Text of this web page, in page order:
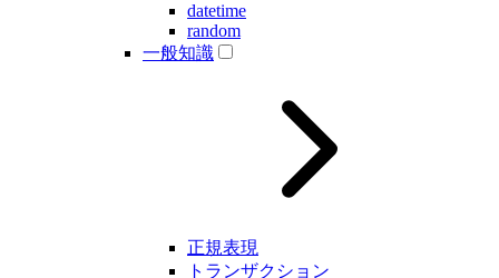
datetime
random
一般知識
正規表現
トランザクション